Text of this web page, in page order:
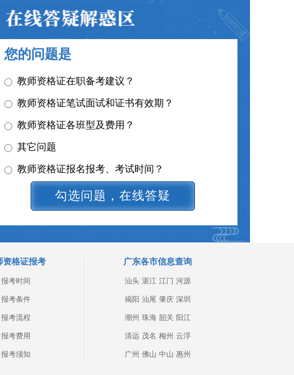
您的问题是
教师资格证在职备考建议？
教师资格证各班型及费用？
其它问题
教师资格证报名报考、考试时间？
教师资格证题型、学习资料在线获取
勾选问题，在线答疑
资格证报考
报考时间
报考条件
报考流程
报考费用
报考须知
广东各市信息查询
汕头 湛江 江门 河源
揭阳 汕尾 肇庆 深圳
潮州 珠海 韶关 阳江
清远 茂名 梅州 云浮
广州 佛山 中山 惠州